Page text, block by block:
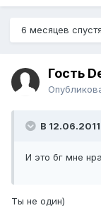
6 месяцев
Гость
В
И это бг мне
Ты не один)